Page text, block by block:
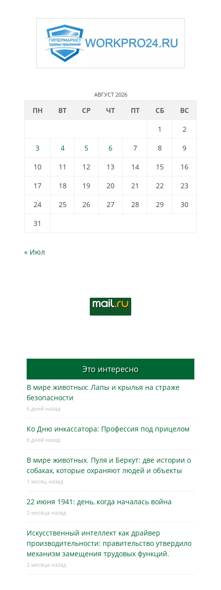
АВГУСТ 2026
ПН ВТ СР ЧТ ПТ СБ
ВС
1
2
3
4 5 6 7 8
9
10
11 12 13 14 15
16
17
18 19 20 21 22
23
24
25 26 27 28 29
30
31
« Июл
Это интересно
В мире животных: Лапы и крылья на страже
безопасности
6 дней назад
Ко Дню инкассатора: Профессия под прицелом
6 дней назад
В мире животных. Пуля и Беркут: две истории о
собаках, которые охраняют людей и объекты
1 месяц назад
22 июня 1941: день, когда началась война
2 месяца назад
Искусственный интеллект как драйвер
производительности: правительство утвердило
механизм замещения трудовых функций.
2 месяца назад